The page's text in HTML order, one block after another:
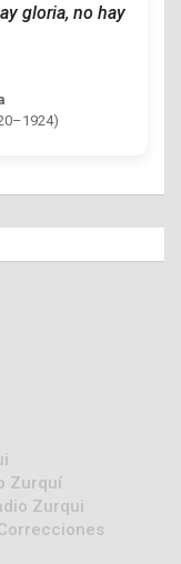
gloria, no hay
Zurquí
Zurqui